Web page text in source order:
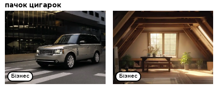
пачок цигарок
Бізнес Бізнес